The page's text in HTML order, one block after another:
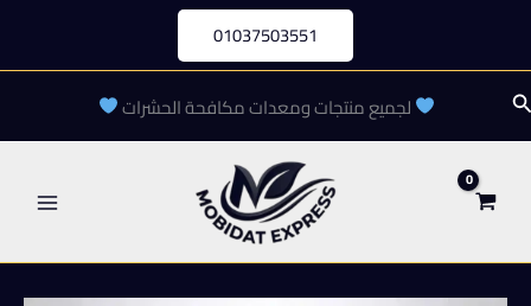
المحتوى
01037503551
البحث لجميع منتجات ومعدات مكافحة الحشرات